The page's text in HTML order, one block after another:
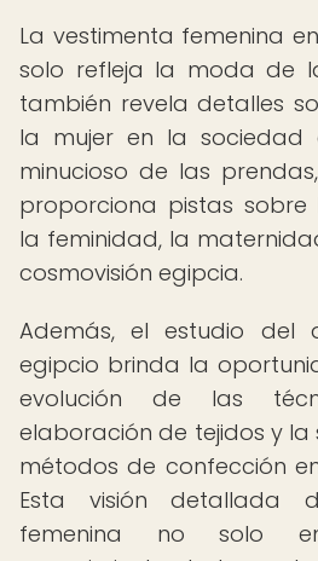
La vestimenta femenina
solo refleja la moda de
también revela detalles
la mujer en la sociedad
minucioso de las
proporciona pistas
la feminidad, la
cosmovisión egipcia.
Además, el estudio del
egipcio brinda la
evolución de las
elaboración de tejidos y la
métodos de confección
Esta visión detallada
femenina no solo